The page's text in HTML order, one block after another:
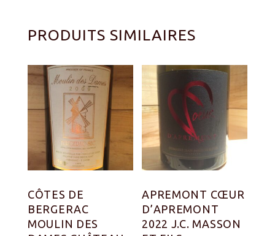
PRODUITS SIMILAIRES
CÔTES DE
BERGERAC
MOULIN DES
APREMONT CŒUR
D’APREMONT
2022 J.C. MASSON